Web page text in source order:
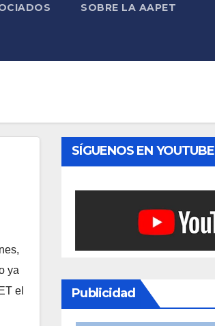
SOBRE LA AAPET
ya
el
SÍGUENOS EN YOUTUBE
Publicidad